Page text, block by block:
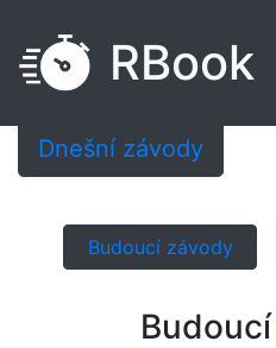
RBook
Dnešní závody
Budoucí závody